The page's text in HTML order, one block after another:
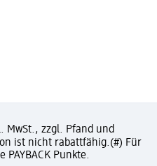
MwSt., zzgl. Pfand und
ist nicht rabattfähig.(#) Für
Punkte.